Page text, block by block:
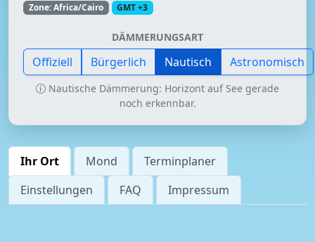
Zone: Africa/Cairo GMT +3
DÄMMERUNGSART
Offiziell Bürgerlich Nautisch Astronomisch
Nautische Dämmerung: Horizont auf See gerade
noch erkennbar.
Ihr Ort Mond
Terminplaner
Einstellungen
FAQ Impressum